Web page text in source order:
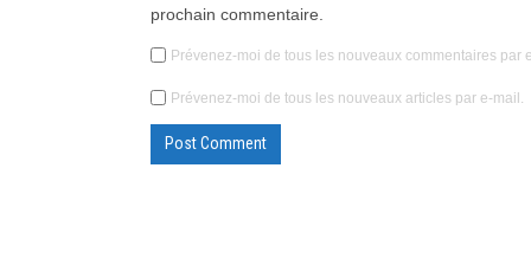
prochain commentaire.
Prévenez-moi de tous les nouveaux commentaires par
Prévenez-moi de tous les nouveaux articles par e-mail.